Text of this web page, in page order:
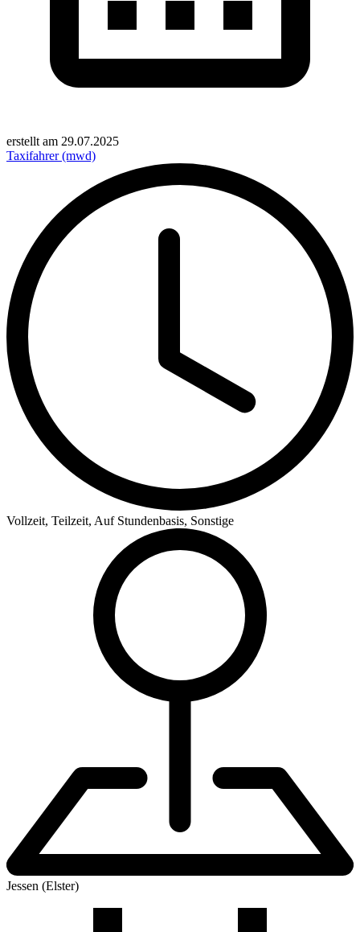
erstellt am 29.07.2025
Taxifahrer (mwd)
Vollzeit, Teilzeit, Auf Stundenbasis, Sonstige
Jessen (Elster)